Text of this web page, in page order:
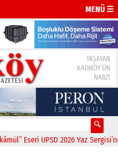
MENÜ ☰
Eseri UPSD 2026 Yaz